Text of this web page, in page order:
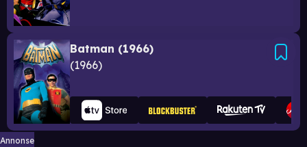
Batman (1966)
1966
Annonse